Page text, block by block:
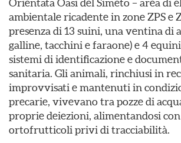
Orientata Oasi del Simeto – area di
ambientale ricadente in zone ZPS e
presenza di 13 suini, una ventina di
galline, tacchini e faraone) e 4
sistemi di identificazione e
sanitaria. Gli animali, rinchiusi in
improvvisati e mantenuti in
precarie, vivevano tra pozze di
proprie deiezioni, alimentandosi
ortofrutticoli privi di tracciabilità.